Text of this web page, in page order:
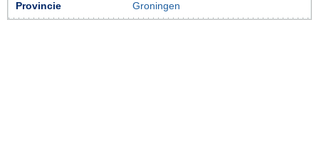
Provincie Groningen